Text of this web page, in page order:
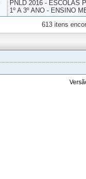
PNLD 2016 - ESCOLAS
1º A 3º ANO - ENSINO
613 itens